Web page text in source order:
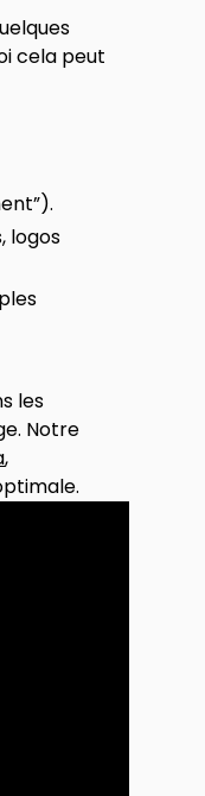
cela peut
logos
les
Notre
,